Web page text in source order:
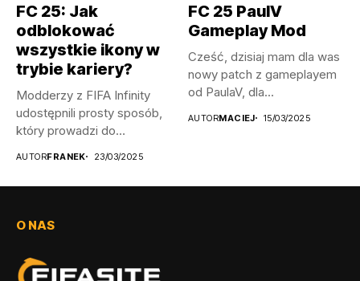
FC 25: Jak
odblokować
wszystkie ikony w
trybie kariery?
Modderzy z FIFA Infinity
udostępnili prosty sposób,
który prowadzi do
AUTORFRANEK 23/03/2025
FC 25 PaulV
Gameplay Mod
Cześć, dzisiaj mam dla was
nowy patch z gameplayem
od PaulaV, dla...
AUTORMACIEJ 15/03/2025
O NAS